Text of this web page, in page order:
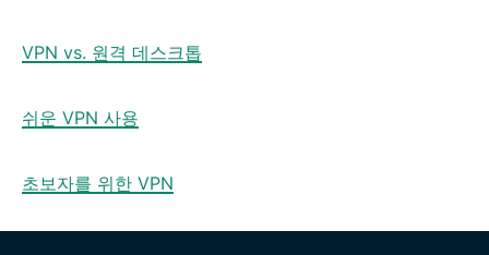
VPN vs. 원격 데스크톱
쉬운 VPN 사용
초보자를 위한 VPN